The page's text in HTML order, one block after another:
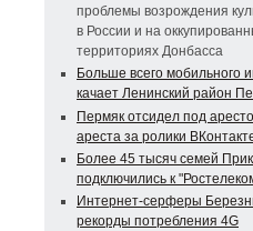
проблемы возрождения
в России и на
территориях Донбасса
Больше всего мобильного
качает Ленинский район
Пермяк отсидел под
ареста за ролики
Более 45 тысяч семей
подключились к
Интернет-серферы
рекорды потребления 4G